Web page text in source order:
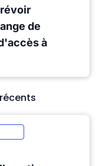
de
à